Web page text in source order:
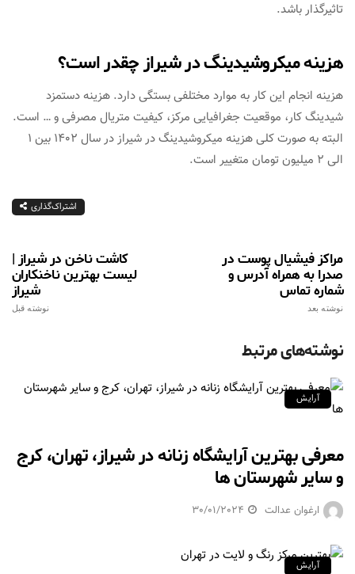
تاثیرگذار باشد.
هزینه میکروشیدینگ در شیراز چقدر است؟
هزینه انجام این کار به موارد مختلفی بستگی دارد. هزینه دستمزد
شیدینگ کار، موقعیت جغرافیایی مرکز، کیفیت متریال مصرفی و … است.
البته به صورت کلی هزینه میکروشیدینگ در شیراز در سال 1402 بین 1
الی 2 میلیون تومان متغییر است.
اشتراک‌گذاری
کاشت ناخن در شیراز |
لیست بهترین ناخنکاران
شیراز
نوشته قبل
مراکز فیشیال پوست در
صدرا به همراه آدرس و
شماره تماس
نوشته بعد
نوشته‌های مرتبط
آرایش
معرفی بهترین آرایشگاه زنانه در شیراز، تهران، کرج
و سایر شهرستان ها
ارغوان عدالت 30/01/2024
آرایش